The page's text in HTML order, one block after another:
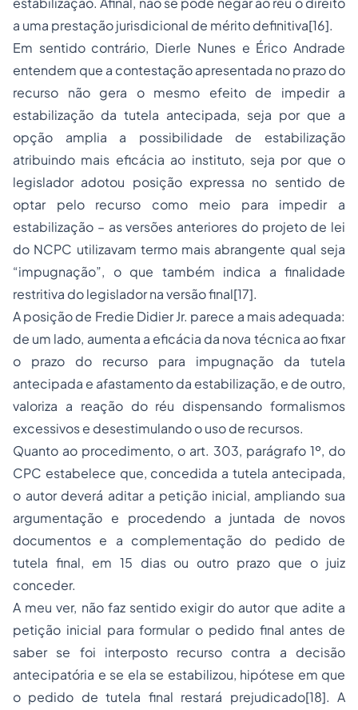
a uma prestação jurisdicional de mérito definitiva[16].
Em sentido contrário, Dierle Nunes e Érico Andrade
entendem que a contestação apresentada no prazo do
recurso não gera o mesmo efeito de impedir a
estabilização da tutela antecipada, seja por que a
opção amplia a possibilidade de estabilização
atribuindo mais eficácia ao instituto, seja por que o
legislador adotou posição expressa no sentido de
optar pelo recurso como meio para impedir a
estabilização – as versões anteriores do projeto de lei
do NCPC utilizavam termo mais abrangente qual seja
“impugnação”, o que também indica a finalidade
restritiva do legislador na versão final[17].
A posição de Fredie Didier Jr. parece a mais adequada:
de um lado, aumenta a eficácia da nova técnica ao fixar
o prazo do recurso para impugnação da tutela
antecipada e afastamento da estabilização, e de outro,
valoriza a reação do réu dispensando formalismos
excessivos e desestimulando o uso de recursos.
Quanto ao procedimento, o art. 303, parágrafo 1º, do
CPC estabelece que, concedida a tutela antecipada,
o autor deverá aditar a petição inicial, ampliando sua
argumentação e procedendo a juntada de novos
documentos e a complementação do pedido de
tutela final, em 15 dias ou outro prazo que o juiz
conceder.
A meu ver, não faz sentido exigir do autor que adite a
petição inicial para formular o pedido final antes de
saber se foi interposto recurso contra a decisão
antecipatória e se ela se estabilizou, hipótese em que
o pedido de tutela final restará prejudicado[18]. A